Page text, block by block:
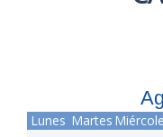
Lunes Martes